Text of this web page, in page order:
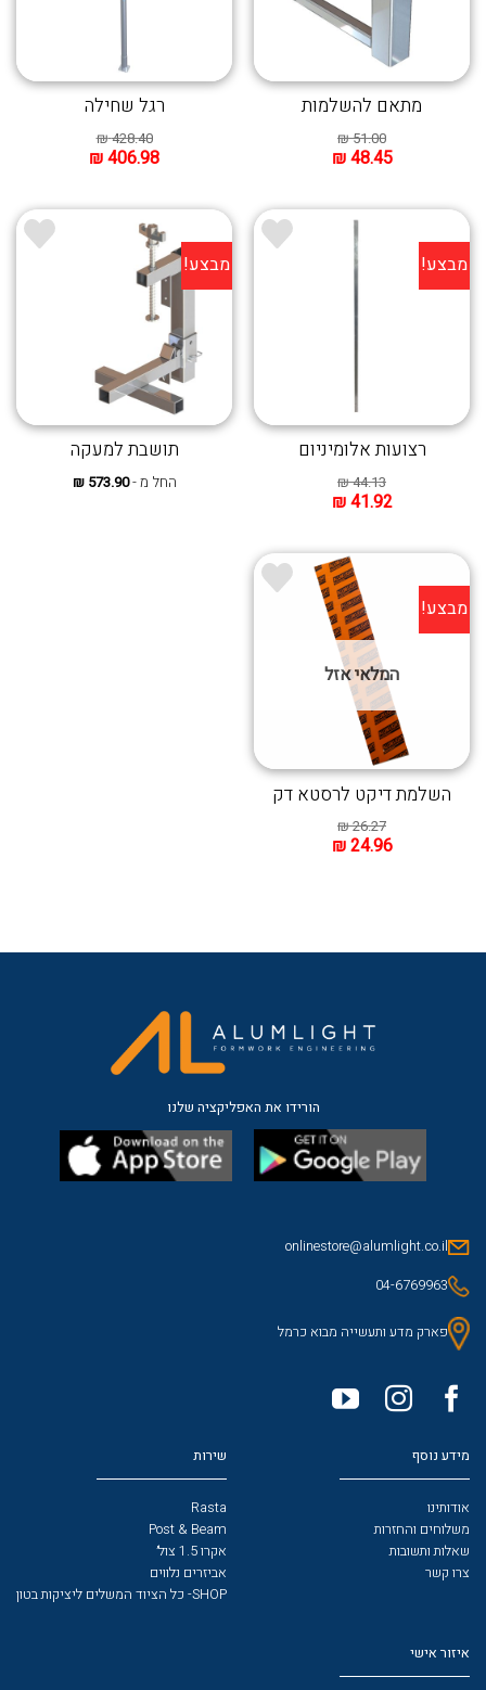
מתאם להשלמות
51.00
₪
48.45
₪
רגל שחילה
428.40
₪
406.98
₪
מבצע!
רצועות אלומיניום
44.13
₪
41.92
₪
מבצע!
תושבת למעקה
החל מ -573.90
₪
מבצע!
המלאי אזל
השלמת דיקט לרסטא דק
26.27
₪
24.96
₪
הורידו את האפליקציה שלנו
onlinestore@alumlight.co.il
04-6769963
פארק מדע ותעשייה מבוא כרמל
מידע נוסף
אודותינו
משלוחים והחזרות
שאלות ותשובות
צרו קשר
שירות
Rasta
Post & Beam
אקרו 1.5 צול׳
אביזרים נלווים
SHOP- כל הציוד המשלים ליציקות בטון
איזור אישי